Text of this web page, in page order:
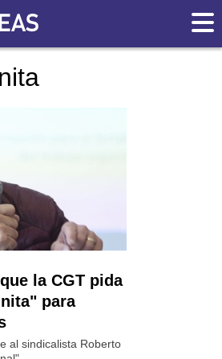
la CGT pida
para
al sindicalista Roberto